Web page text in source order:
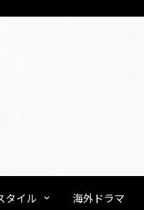
タイル 海外ドラマ